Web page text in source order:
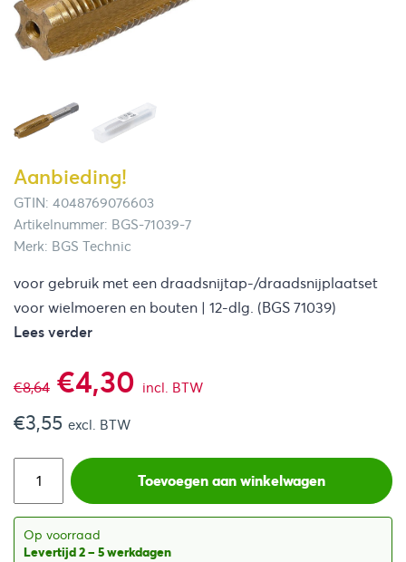
Aanbieding!
GTIN: 4048769076603
Artikelnummer: BGS-71039-7
Merk: BGS Technic
voor gebruik met een draadsnijtap-/draadsnijplaatset
voor wielmoeren en bouten | 12-dlg. (BGS 71039)
Lees verder
€8,64 Oorspronkelijke
prijs
was:
€8,64.
€4,30 Huidige
is:
incl. BTW
€3,55 excl. BTW
Toevoegen aan winkelwagen
Op voorraad
Levertijd 2 – 5 werkdagen